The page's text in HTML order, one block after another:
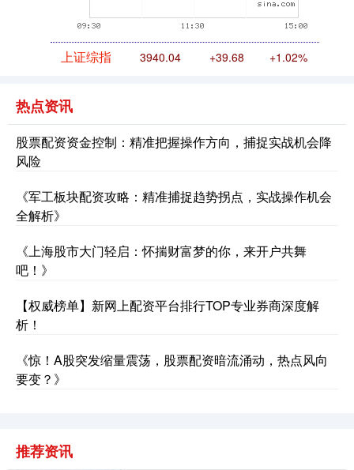
深证成指 14311.01 +200.89 +1.42%
热点资讯
股票配资资金控制：精准把握操作方向，捕捉实战机会降
风险
《军工板块配资攻略：精准捕捉趋势拐点，实战操作机会
全解析》
《上海股市大门轻启：怀揣财富梦的你，来开户共舞
吧！》
【权威榜单】新网上配资平台排行TOP专业券商深度解
析！
《惊！A股突发缩量震荡，股票配资暗流涌动，热点风向
要变？》
推荐资讯